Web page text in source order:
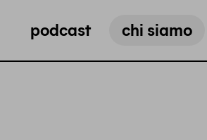
podcast chi siamo